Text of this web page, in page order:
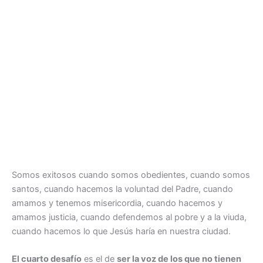
Somos exitosos cuando somos obedientes, cuando somos
santos, cuando hacemos la voluntad del Padre, cuando
amamos y tenemos misericordia, cuando hacemos y
amamos justicia, cuando defendemos al pobre y a la viuda,
cuando hacemos lo que Jesús haría en nuestra ciudad.
El cuarto desafío es el de ser la voz de los que no tienen